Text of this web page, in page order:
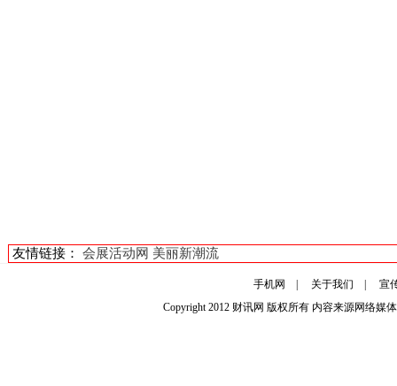
友情链接： 会展活动网 美丽新潮流
手机网 关于我们 |宣
Copyright 2012 财讯网 版权所有 内容来源网络媒